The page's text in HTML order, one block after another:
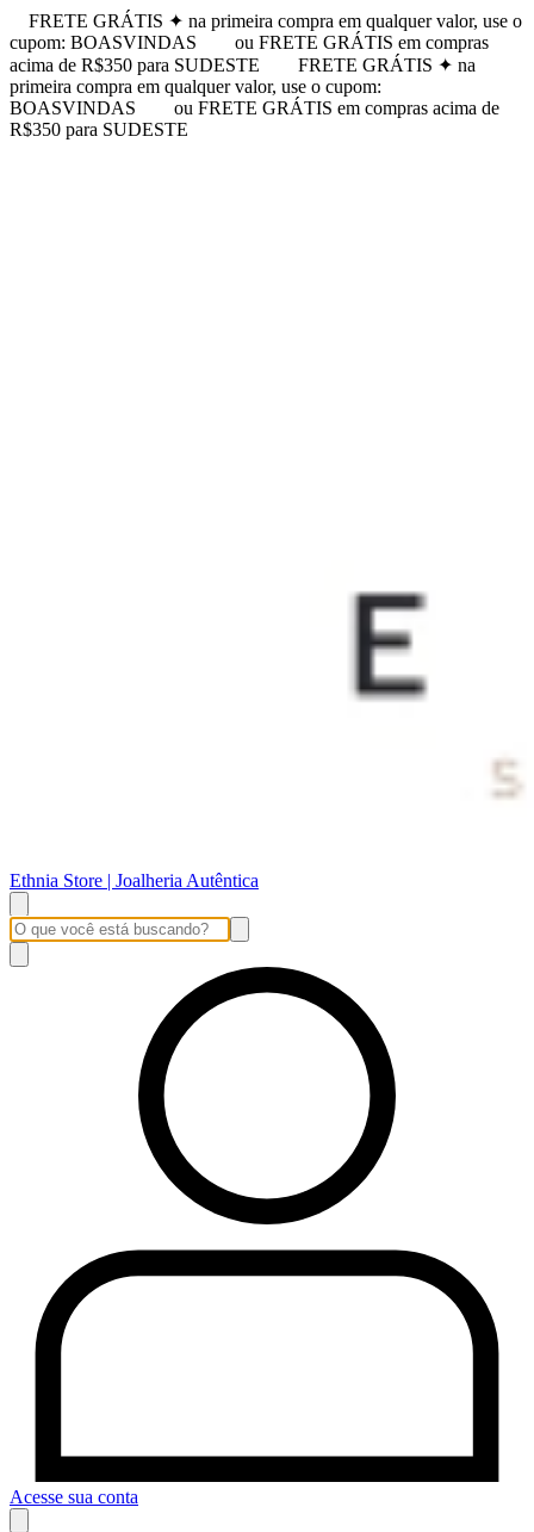
FRETE GRÁTIS ✦ na primeira compra em qualquer valor, use o
cupom: BOASVINDAS
ou FRETE GRÁTIS em compras
acima de R$350 para SUDESTE
FRETE GRÁTIS ✦ na
primeira compra em qualquer valor, use o cupom:
BOASVINDAS
ou FRETE GRÁTIS em compras acima de
R$350 para SUDESTE
Ethnia Store | Joalheria Autêntica
Acesse sua conta